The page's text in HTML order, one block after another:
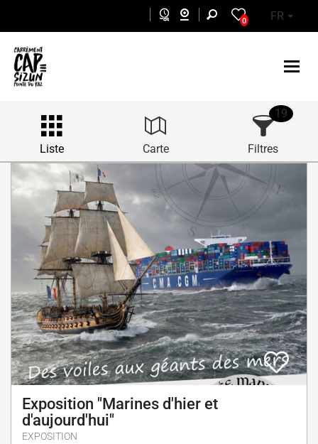
0 FR
Liste Carte Filtres
19
Exposition "Marines d'hier et
d'aujourd'hui"
EXPOSITION